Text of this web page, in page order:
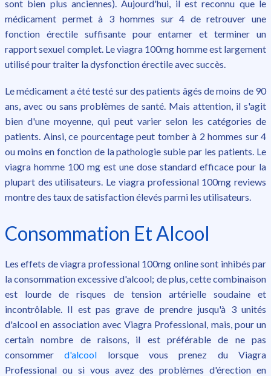
sont bien plus anciennes). Aujourd'hui, il est reconnu que le
médicament permet à 3 hommes sur 4 de retrouver une
fonction érectile suffisante pour entamer et terminer un
rapport sexuel complet. Le viagra 100mg homme est largement
utilisé pour traiter la dysfonction érectile avec succès.
Le médicament a été testé sur des patients âgés de moins de 90
ans, avec ou sans problèmes de santé. Mais attention, il s'agit
bien d'une moyenne, qui peut varier selon les catégories de
patients. Ainsi, ce pourcentage peut tomber à 2 hommes sur 4
ou moins en fonction de la pathologie subie par les patients. Le
viagra homme 100 mg est une dose standard efficace pour la
plupart des utilisateurs. Le viagra professional 100mg reviews
montre des taux de satisfaction élevés parmi les utilisateurs.
Consommation Et Alcool
Les effets de viagra professional 100mg online sont inhibés par
la consommation excessive d'alcool; de plus, cette combinaison
est lourde de risques de tension artérielle soudaine et
incontrôlable. Il est pas grave de prendre jusqu'à 3 unités
d'alcool en association avec Viagra Professional, mais, pour un
certain nombre de raisons, il est préférable de ne pas
consommerd'alcool lorsque vous prenez du Viagra
Professional ou si vous avez des problèmes d'érection en